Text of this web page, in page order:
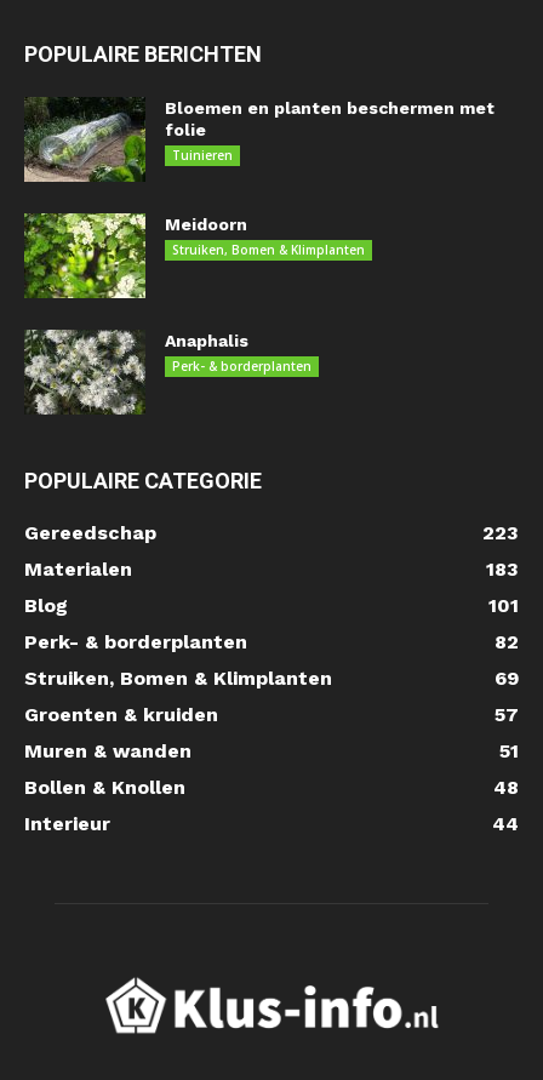
POPULAIRE BERICHTEN
Bloemen en planten beschermen met
folie
Tuinieren
Meidoorn
Struiken, Bomen & Klimplanten
Anaphalis
Perk- & borderplanten
POPULAIRE CATEGORIE
Gereedschap
223
Materialen
183
Blog
101
Perk- & borderplanten
82
Struiken, Bomen & Klimplanten
69
Groenten & kruiden
57
Muren & wanden
51
Bollen & Knollen
48
Interieur
44